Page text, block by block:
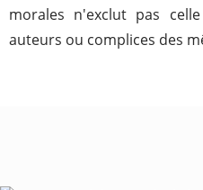
morales n'exclut pas
auteurs ou complices des